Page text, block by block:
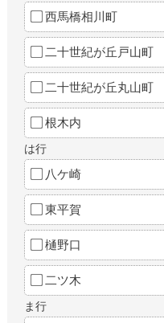
西馬橋相川町
二十世紀が丘戸山町
二十世紀が丘丸山町
根木内
は行
八ケ崎
東平賀
樋野口
二ツ木
ま行